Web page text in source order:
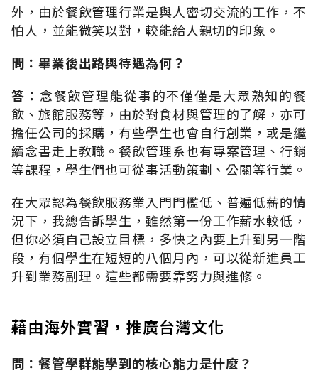
外，由於餐飲管理行業是與人密切交流的工作，不
怕人，並能微笑以對，較能給人親切的印象。
問：畢業後出路與待遇為何？
答： 念餐飲管理能從事的不僅僅是大眾熟知的餐
飲、旅館服務等，由於對食材與管理的了解，亦可
擔任公司的採購，有些學生也會自行創業，或是繼
續念書走上教職。餐飲管理系也有專案管理、行銷
等課程，學生們也可從事活動策劃、公關等行業。
在大眾認為餐飲服務業入門門檻低、普遍低薪的情
況下，我總告訴學生，雖然第一份工作薪水較低，
但你必須自己設立目標，多快之內要上升到另一階
段，有個學生在短短的八個月內，可以從新進員工
升到業務副理。這些都需要靠努力與進修。
藉由海外實習，推廣台灣文化
問：餐管學群能學到的核心能力是什麼？